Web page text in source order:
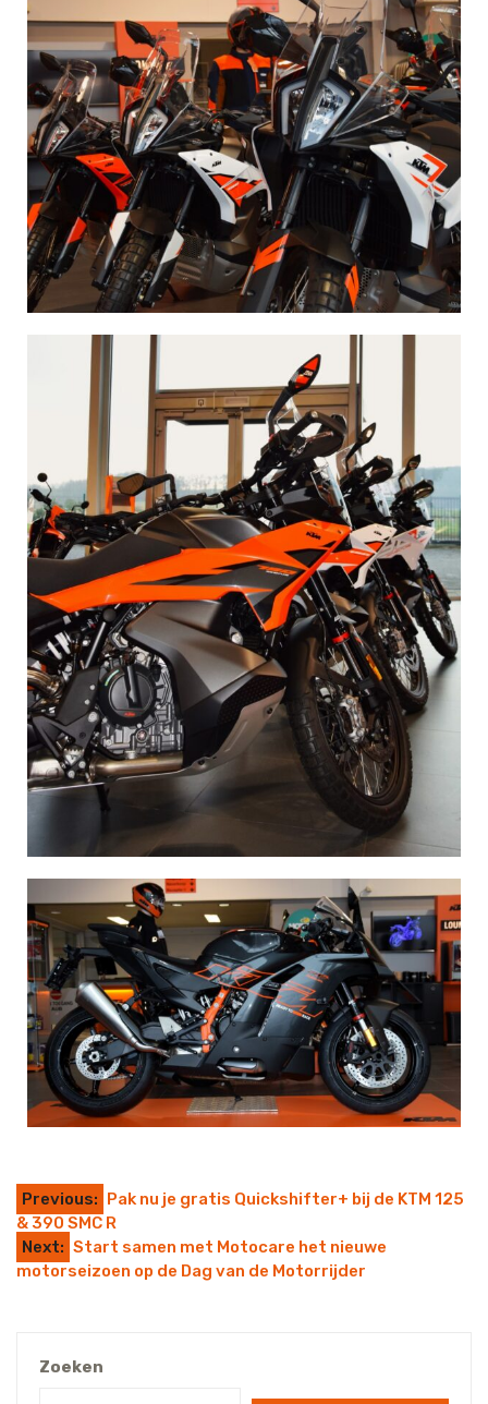
Previous: Pak nu je gratis Quickshifter+ bij de KTM 125
& 390 SMC R
Next: Start samen met Motocare het nieuwe
motorseizoen op de Dag van de Motorrijder
Zoeken